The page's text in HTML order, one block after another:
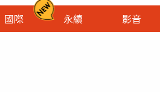
國際 永續 影音